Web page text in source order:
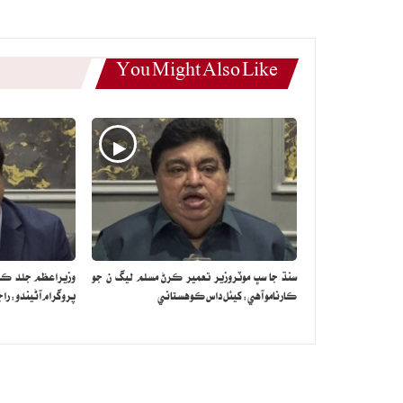
You Might Also Like
سنڌ جا سڀ موٽروزير تعمير ڪرڻ مسلم ليگ ن جو
ڪارنامو آهي: کيئل داس ڪوهستاني
وزيراعظم جلد
پروگرام آڻيندو: